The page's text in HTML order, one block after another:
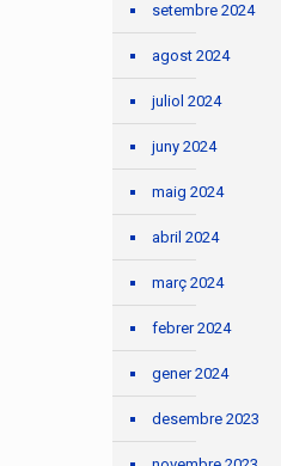
setembre 2024
agost 2024
juliol 2024
juny 2024
maig 2024
abril 2024
març 2024
febrer 2024
gener 2024
desembre 2023